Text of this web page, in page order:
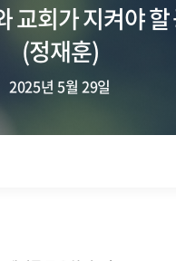
교회가 지켜야
(정재훈)
2025년 5월 29일